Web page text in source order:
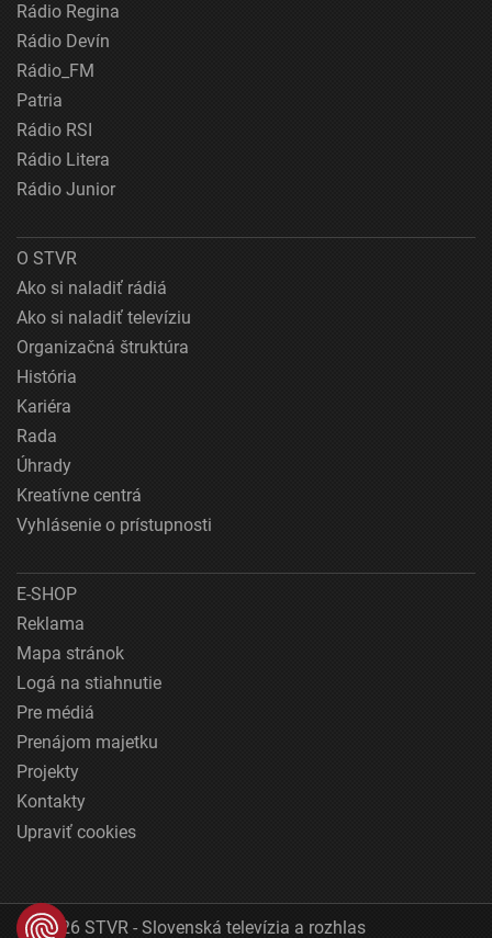
Rádio Regina
Rádio Devín
Rádio_FM
Patria
Rádio RSI
Rádio Litera
Rádio Junior
O STVR
Ako si naladiť rádiá
Ako si naladiť televíziu
Organizačná štruktúra
História
Kariéra
Rada
Úhrady
Kreatívne centrá
Vyhlásenie o prístupnosti
E-SHOP
Reklama
Mapa stránok
Logá na stiahnutie
Pre médiá
Prenájom majetku
Projekty
Kontakty
Upraviť cookies
© 2026 STVR - Slovenská televízia a rozhlas